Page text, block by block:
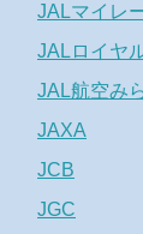
JALマイレ
JALロイヤ
JAL航空み
JAXA
JCB
JGC